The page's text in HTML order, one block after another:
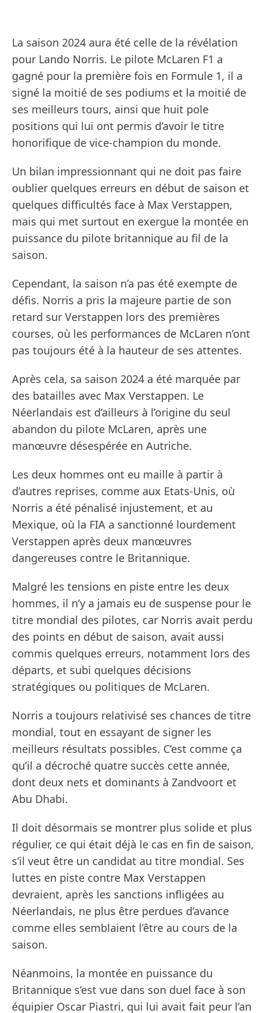
La saison 2024 aura été celle de la révélation
pour Lando Norris. Le pilote McLaren F1 a
gagné pour la première fois en Formule 1, il a
signé la moitié de ses podiums et la moitié de
ses meilleurs tours, ainsi que huit pole
positions qui lui ont permis d’avoir le titre
honorifique de vice-champion du monde.
Un bilan impressionnant qui ne doit pas faire
oublier quelques erreurs en début de saison et
quelques difficultés face à Max Verstappen,
mais qui met surtout en exergue la montée en
puissance du pilote britannique au fil de la
saison.
Cependant, la saison n’a pas été exempte de
défis. Norris a pris la majeure partie de son
retard sur Verstappen lors des premières
courses, où les performances de McLaren n’ont
pas toujours été à la hauteur de ses attentes.
Après cela, sa saison 2024 a été marquée par
des batailles avec Max Verstappen. Le
Néerlandais est d’ailleurs à l’origine du seul
abandon du pilote McLaren, après une
manœuvre désespérée en Autriche.
Les deux hommes ont eu maille à partir à
d’autres reprises, comme aux Etats-Unis, où
Norris a été pénalisé injustement, et au
Mexique, où la FIA a sanctionné lourdement
Verstappen après deux manœuvres
dangereuses contre le Britannique.
Malgré les tensions en piste entre les deux
hommes, il n’y a jamais eu de suspense pour le
titre mondial des pilotes, car Norris avait perdu
des points en début de saison, avait aussi
commis quelques erreurs, notamment lors des
départs, et subi quelques décisions
stratégiques ou politiques de McLaren.
Norris a toujours relativisé ses chances de titre
mondial, tout en essayant de signer les
meilleurs résultats possibles. C’est comme ça
qu’il a décroché quatre succès cette année,
dont deux nets et dominants à Zandvoort et
Abu Dhabi.
Il doit désormais se montrer plus solide et plus
régulier, ce qui était déjà le cas en fin de saison,
s’il veut être un candidat au titre mondial. Ses
luttes en piste contre Max Verstappen
devraient, après les sanctions infligées au
Néerlandais, ne plus être perdues d’avance
comme elles semblaient l’être au cours de la
saison.
Néanmoins, la montée en puissance du
Britannique s’est vue dans son duel face à son
équipier Oscar Piastri, qui lui avait fait peur l’an